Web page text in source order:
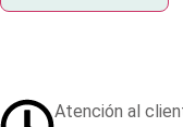
Atención al